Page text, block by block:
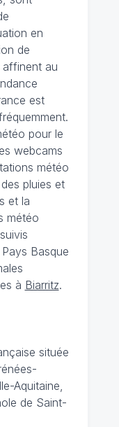
en
de
au
est
pour le
webcams
météo
pluies et
et la
météo
Basque
à Biarritz.
située
Aquitaine,
de Saint-